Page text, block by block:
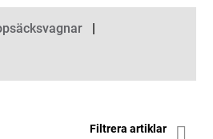
Filtrera artiklar